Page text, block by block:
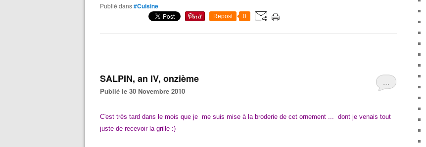
Publié dans#Cuisine
Repost 0
…
SALPIN, an IV, onzième
Publié le 30 Novembre 2010
C'est très tard dans le mois que je me suis mise à la broderie de cet ornement ... dont je venais tout
juste de recevoir la grille :)